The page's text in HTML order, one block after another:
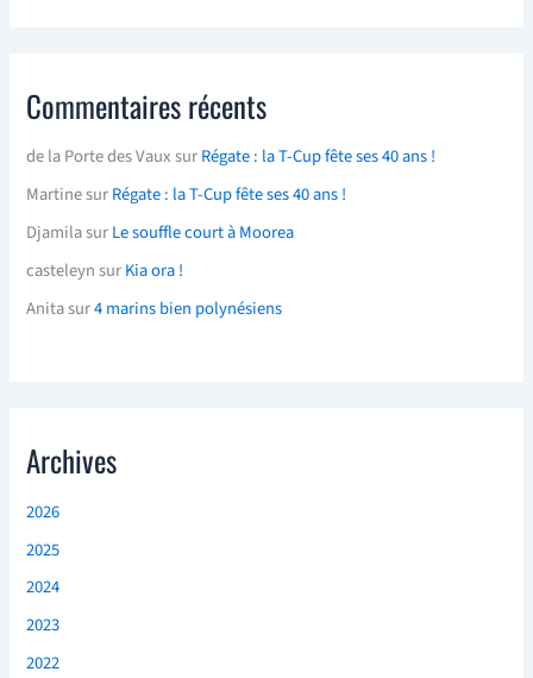
Commentaires récents
de la Porte des VauxsurRégate : la T-Cup fête ses 40 ans !
MartinesurRégate : la T-Cup fête ses 40 ans !
DjamilasurLe souffle court à Moorea
casteleynsurKia ora !
Anitasur4 marins bien polynésiens
Archives
2026
2025
2024
2023
2022